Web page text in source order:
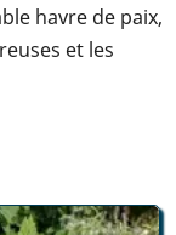
havre de paix,
et les